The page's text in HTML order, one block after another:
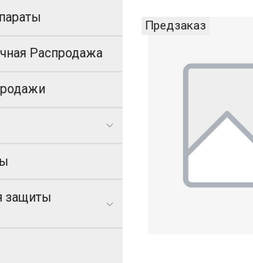
Предзаказ
Распродажа
защиты